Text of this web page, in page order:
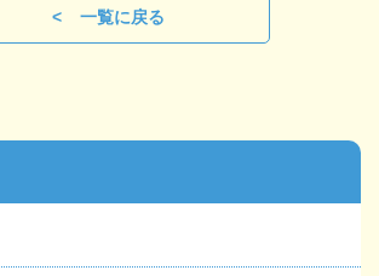
一覧に戻る